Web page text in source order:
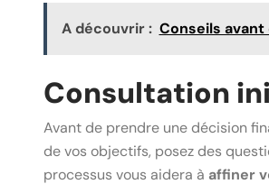
A découvrir : Conseils
Consultation
Avant de prendre une décision
de vos objectifs, posez des
processus vous aidera à affiner